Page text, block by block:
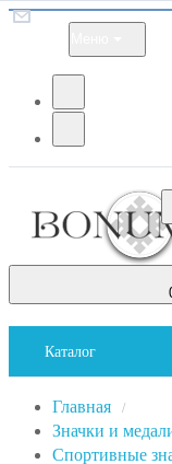
Каталог
Главная /
Значки и
Спортивные